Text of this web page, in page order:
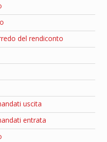
del rendiconto
uscita
entrata